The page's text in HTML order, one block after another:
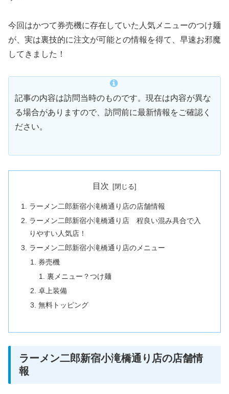
今回はかつて券売機に存在していた人気メニューのつけ麺
が、実は裏技的に注文が可能との情報を得て、早速お邪魔
してきました！
記事の内容は訪問当時のものです。現在は内容が異な
る場合がありますので、訪問前に最新情報をご確認く
ださい。
目次
ラーメン二郎新宿小滝橋通り店の店舗情報
ラーメン二郎新宿小滝橋通り店 程良い混み具合で入
りやすい人気店！
ラーメン二郎新宿小滝橋通り店のメニュー
券売機
裏メニュー？つけ麺
卓上装備
無料トッピング
ラーメン二郎新宿小滝橋通り店の店舗情
報